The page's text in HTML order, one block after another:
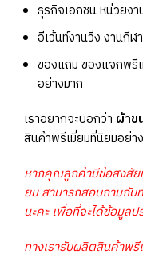
ธุรกิจเอกชน หน่วยงา
อีเว้นท์งานวิ่ง งานกี
ของแถม ของแจกพรี
อย่างมาก
เราอยากจะบอกว่า ผ้าข
สินค้าพรีเมี่ยมที่นิยมอย่า
หากคุณลูกค้ามีข้อสงสัย
ยม สามารถสอบถามกับ
นะคะ เพื่อที่จะได้ข้อมูล
ทางเรารับผลิตสินค้าพ